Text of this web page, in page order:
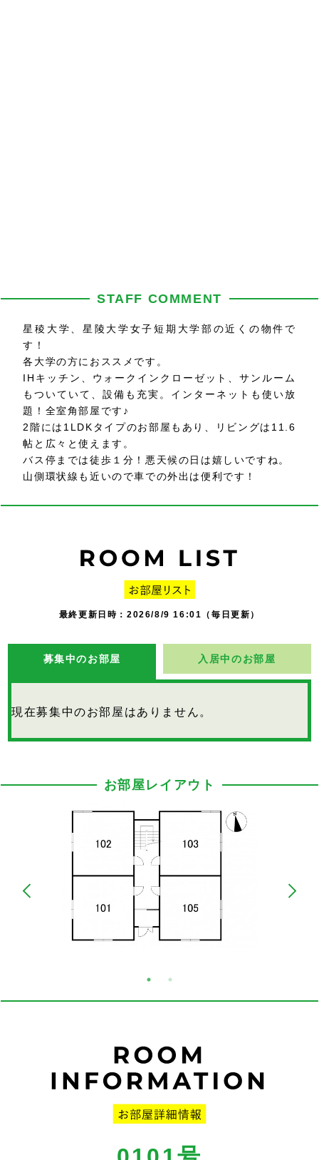
STAFF COMMENT
星稜大学、星陵大学女子短期大学部の近くの物件で
す！
各大学の方におススメです。
IHキッチン、ウォークインクローゼット、サンルーム
もついていて、設備も充実。インターネットも使い放
題！全室角部屋です♪
2階には1LDKタイプのお部屋もあり、リビングは11.6
帖と広々と使えます。
バス停までは徒歩１分！悪天候の日は嬉しいですね。
山側環状線も近いので車での外出は便利です！
最終更新日時：2026/8/9 16:01（毎日更新）
募集中のお部屋 入居中のお部屋
現在募集中のお部屋はありません。
お部屋レイアウト